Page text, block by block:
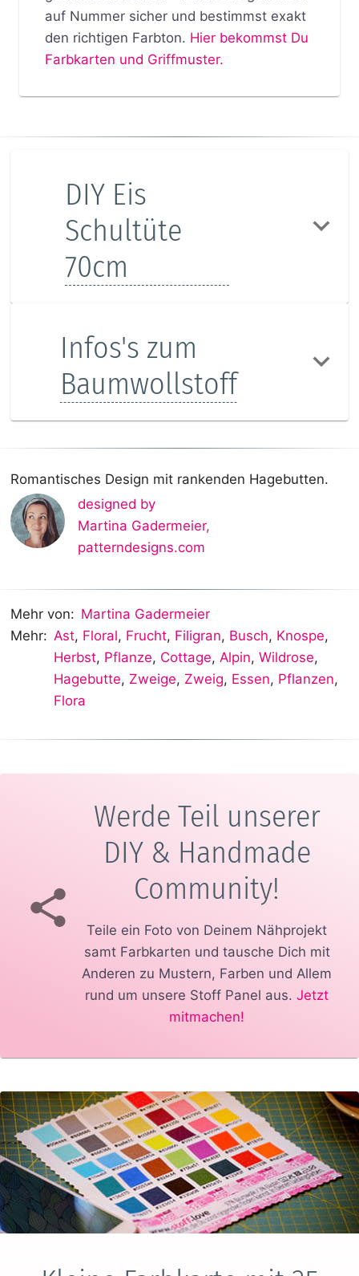
auf Nummer sicher und bestimmst exakt
den richtigen Farbton. Hier bekommst Du
Farbkarten und Griffmuster.
DIY Eis
Schultüte
70cm
Infos's zum
Baumwollstoff
Romantisches Design mit rankenden Hagebutten.
designed by
Martina Gadermeier,
patterndesigns.com
Mehr von: Martina Gadermeier
Mehr: Ast, Floral, Frucht, Filigran, Busch, Knospe,
Herbst, Pflanze, Cottage,Alpin,Wildrose,
Hagebutte, Zweige, Zweig, Essen, Pflanzen,
Flora
Werde Teil unserer
DIY & Handmade
Community!
Teile ein Foto von Deinem Nähprojekt
samt Farbkarten und tausche Dich mit
Anderen zu Mustern, Farben und Allem
rund um unsere Stoff Panel aus. Jetzt
mitmachen!